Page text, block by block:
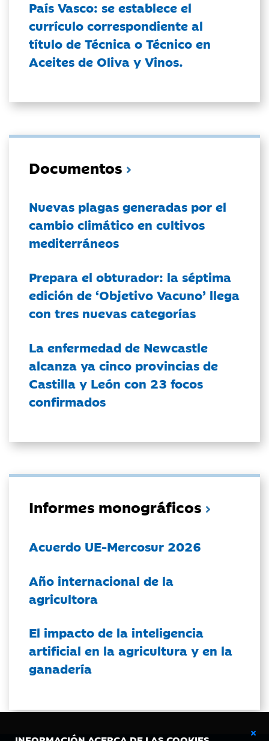
País Vasco: se establece el
currículo correspondiente al
título de Técnica o Técnico en
Aceites de Oliva y Vinos.
Documentos
Nuevas plagas generadas por el
cambio climático en cultivos
mediterráneos
Prepara el obturador: la séptima
edición de ‘Objetivo Vacuno’ llega
con tres nuevas categorías
La enfermedad de Newcastle
alcanza ya cinco provincias de
Castilla y León con 23 focos
confirmados
Informes monográficos
Acuerdo UE-Mercosur 2026
Año internacional de la
agricultora
El impacto de la inteligencia
artificial en la agricultura y en la
ganadería